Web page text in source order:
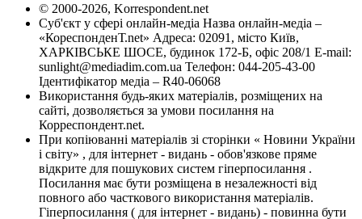
© 2000-2026, Korrespondent.net
Суб'єкт у сфері онлайн-медіа Назва онлайн-медіа –
«КореспонденТ.net» Адреса: 02091, місто Київ,
ХАРКІВСЬКЕ ШОСЕ, будинок 172-Б, офіс 208/1 E-mail:
sunlight@mediadim.com.ua Телефон: 044-205-43-00
Ідентифікатор медіа – R40-06068
Використання будь-яких матеріалів, розміщених на
сайті, дозволяється за умови посилання на
Корреспондент.net.
При копіюванні матеріалів зі сторінки « Новини України
і світу» , для інтернет - видань - обов'язкове пряме
відкрите для пошукових систем гіперпосилання .
Посилання має бути розміщена в незалежності від
повного або часткового використання матеріалів.
Гіперпосилання ( для інтернет - видань) - повинна бути